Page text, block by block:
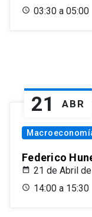
03:30 a 05:00
21 ABR
Federico
21 de Abril
14:00 a 15:30